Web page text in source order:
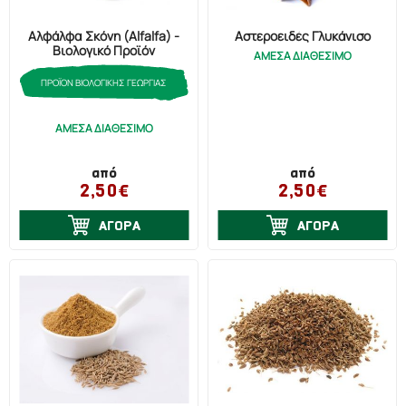
Έλκος Στομάχου (3)
Εμμηνόπαυση (1)
Εφίδρωση (4)
Ημικρανία (3)
Κατάθλιψη (4)
Κολικοί (5)
Κολίτιδα (4)
Αλφάλφα Σκόνη (Alfalfa) -
Βιολογικό Προϊόν
ΠΡΟΪΟΝ ΒΙΟΛΟΓΙΚΗΣ ΓΕΩΡΓΙΑΣ
ΑΜΕΣΑ ΔΙΑΘΕΣΙΜΟ
από
2,50€
ΑΓΟΡΑ
Αστεροειδές Γλυκάνισο
ΑΜΕΣΑ ΔΙΑΘΕΣΙΜΟ
από
2,50€
ΑΓΟΡΑ